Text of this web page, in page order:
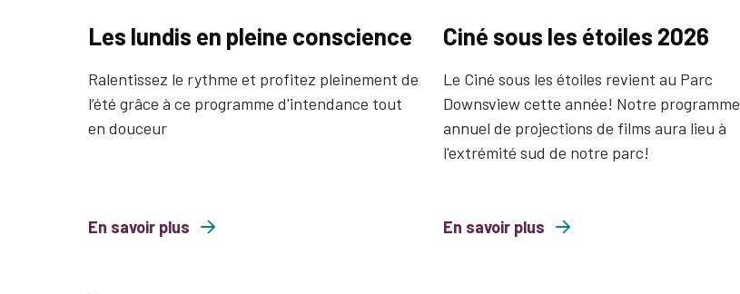
Les lundis en pleine conscience
Ralentissez le rythme et profitez pleinement de
l’été grâce à ce programme d'intendance tout
en douceur
En savoir plus
about Les lundis en pleine conscience
Ciné sous les étoiles 2026
Le Ciné sous les étoiles revient au Parc
Downsview cette année! Notre programme
annuel de projections de films aura lieu à
l'extrémité sud de notre parc!
En savoir plus
about Ciné sous les étoiles 2026